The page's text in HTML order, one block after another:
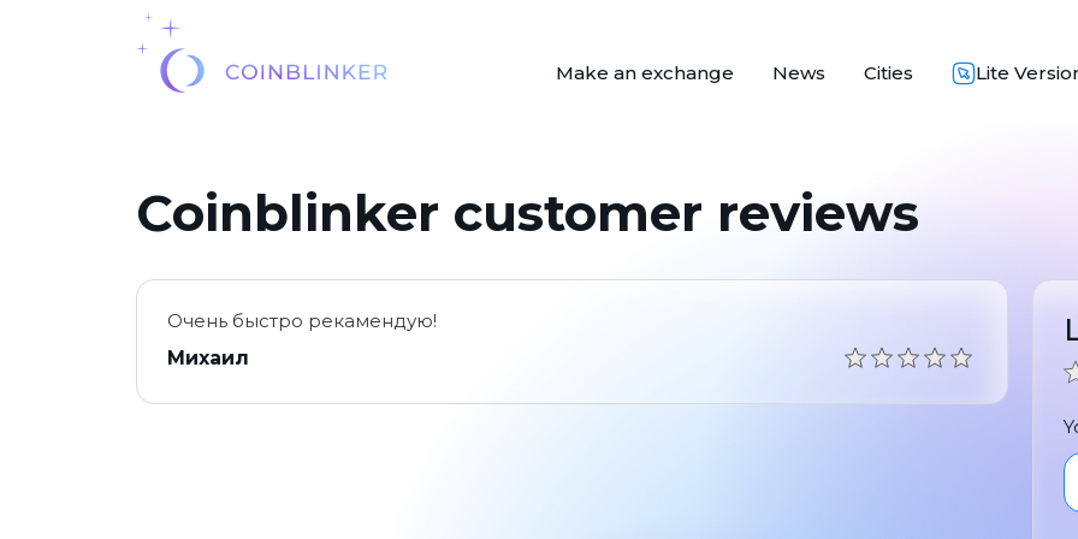
Make an exchange News Cities Lite
Coinblinker customer reviews
Очень быстро рекамендую!
Михаил